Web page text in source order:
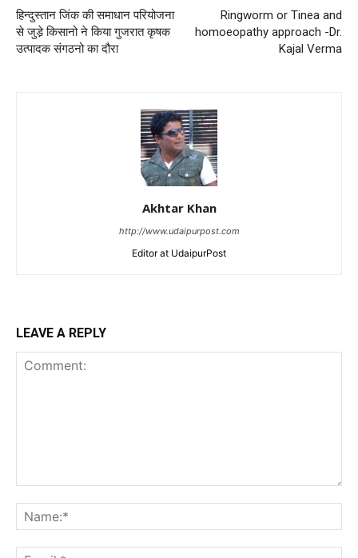
हिन्दुस्तान जिंक की समाधान परियोजना
से जुडे़ किसानो ने किया गुजरात कृषक
उत्पादक संगठनो का दौरा
Ringworm or Tinea and
homoeopathy approach -Dr.
Kajal Verma
Akhtar Khan
http://www.udaipurpost.com
Editor at UdaipurPost
LEAVE A REPLY